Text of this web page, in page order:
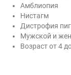
Амблиопия
Нистагм
Дистрофия
Мужской и
Возраст от 4